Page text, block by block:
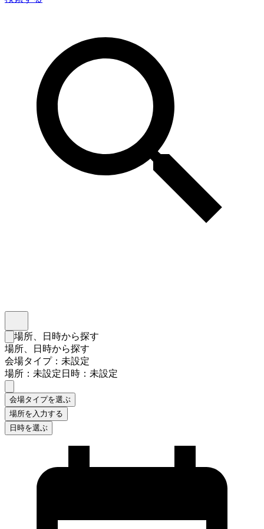
検索フォームを閉じる
場所、日時から探す
場所、日時から探す
会場タイプ：未設定
場所：未設定日時：未設定
会場タイプを選ぶ
場所を入力する
日時を選ぶ